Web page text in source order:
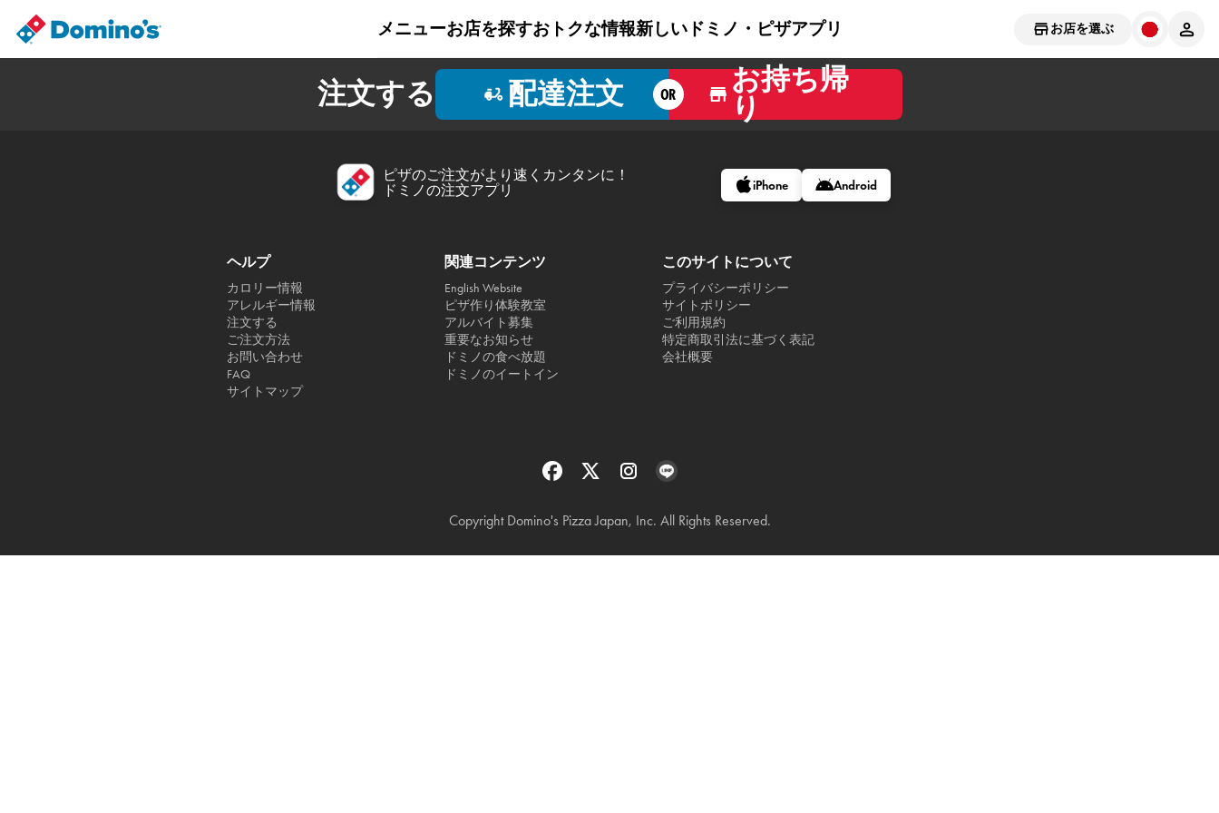
お店を選ぶ
メニューお店を探すおトクな情報新しいドミノ・ピザアプリ
注文する 配達注文 OR
お持ち帰
り
ピザのご注文がより速くカンタンに！
ドミノの注文アプリ
iPhone Android
ヘルプ
カロリー情報
アレルギー情報
注文する
ご注文方法
お問い合わせ
FAQ
サイトマップ
関連コンテンツ
English Website
ピザ作り体験教室
アルバイト募集
重要なお知らせ
ドミノの食べ放題
ドミノのイートイン
このサイトについて
プライバシーポリシー
サイトポリシー
ご利用規約
特定商取引法に基づく表記
会社概要
Copyright Domino's Pizza Japan, Inc. All Rights Reserved.